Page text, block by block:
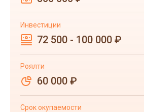
Инвестиции
72 500 - 100 000 ₽
Роялти
60 000 ₽
Срок окупаемости